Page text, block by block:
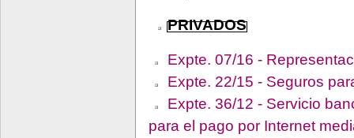
PRIVADOS
Expte. 07/16 -
Expte. 22/15 - Seguros
Expte. 36/12 - Servicio
para el pago por Internet